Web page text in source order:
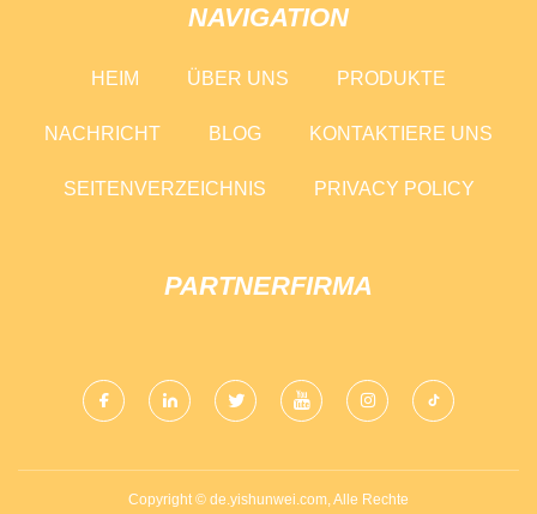
NAVIGATION
HEIM ÜBER UNS PRODUKTE
NACHRICHT BLOG KONTAKTIERE UNS
SEITENVERZEICHNIS PRIVACY POLICY
PARTNERFIRMA
Copyright © de.yishunwei.com, Alle Rechte